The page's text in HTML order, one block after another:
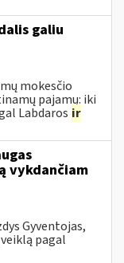
galiu
mokesčio
pajamų: iki
Labdaros ir
vykdančiam
Gyventojas,
pagal